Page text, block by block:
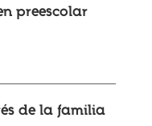
preescolar
de la familia